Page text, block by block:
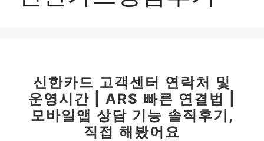
신한카드 고객센터 연락처 및
운영시간 | ARS 빠른 연결법 |
모바일앱 상담 기능 솔직후기,
직접 해봤어요